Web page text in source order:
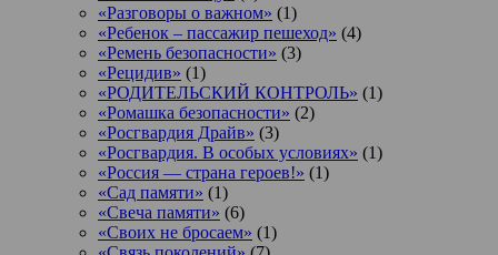
«Разговоры о важном» (1)
«Ребенок – пассажир пешеход» (4)
«Ремень безопасности» (3)
«Рецидив» (1)
«РОДИТЕЛЬСКИЙ КОНТРОЛЬ» (1)
«Ромашка безопасности» (2)
«Росгвардия Драйв» (3)
«Росгвардия. В особых условиях» (1)
«Россия — страна героев!» (1)
«Сад памяти» (1)
«Свеча памяти» (6)
«Своих не бросаем» (1)